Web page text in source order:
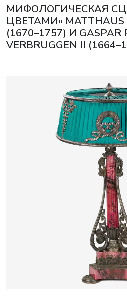
МИФОЛОГИЧЕСКАЯ
ЦВЕТАМИ» MATTHAUS
(1670–1757) И GASPAR
VERBRUGGEN II